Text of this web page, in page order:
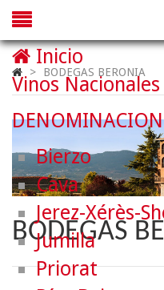
> BODEGAS BERONIA
BODEGAS
Inicio
Vinos Nacionales
Bierzo
Cava
Jerez-Xérès-
Jumilla
Priorat